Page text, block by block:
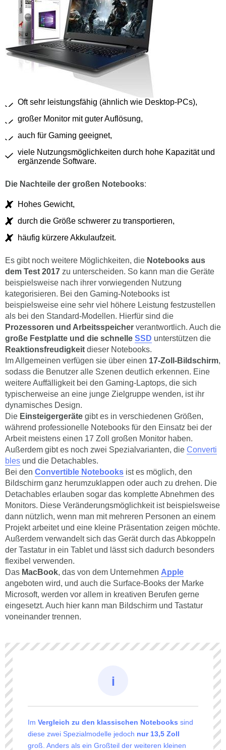
Oft sehr leistungsfähig (ähnlich wie Desktop-PCs),
großer Monitor mit guter Auflösung,
auch für Gaming geeignet,
viele Nutzungsmöglichkeiten durch hohe Kapazität und
ergänzende Software.
Die Nachteile der großen Notebooks:
Hohes Gewicht,
durch die Größe schwerer zu transportieren,
häufig kürzere Akkulaufzeit.
Es gibt noch weitere Möglichkeiten, die Notebooks aus
dem Test 2017 zu unterscheiden. So kann man die Geräte
beispielsweise nach ihrer vorwiegenden Nutzung
kategorisieren. Bei den Gaming-Notebooks ist
beispielsweise eine sehr viel höhere Leistung festzustellen
als bei den Standard-Modellen. Hierfür sind die
Prozessoren und Arbeitsspeicher verantwortlich. Auch die
große Festplatte und die schnelle SSD unterstützen die
Reaktionsfreudigkeit dieser Notebooks.
Im Allgemeinen verfügen sie über einen 17-Zoll-Bildschirm,
sodass die Benutzer alle Szenen deutlich erkennen. Eine
weitere Auffälligkeit bei den Gaming-Laptops, die sich
typischerweise an eine junge Zielgruppe wenden, ist ihr
dynamisches Design.
Die Einsteigergeräte gibt es in verschiedenen Größen,
während professionelle Notebooks für den Einsatz bei der
Arbeit meistens einen 17 Zoll großen Monitor haben.
Außerdem gibt es noch zwei Spezialvarianten, die Converti
bles und die Detachables.
Bei den Convertible Notebooks ist es möglich, den
Bildschirm ganz herumzuklappen oder auch zu drehen. Die
Detachables erlauben sogar das komplette Abnehmen des
Monitors. Diese Veränderungsmöglichkeit ist beispielsweise
dann nützlich, wenn man mit mehreren Personen an einem
Projekt arbeitet und eine kleine Präsentation zeigen möchte.
Außerdem verwandelt sich das Gerät durch das Abkoppeln
der Tastatur in ein Tablet und lässt sich dadurch besonders
flexibel verwenden.
Das MacBook, das von dem Unternehmen Apple
angeboten wird, und auch die Surface-Books der Marke
Microsoft, werden vor allem in kreativen Berufen gerne
eingesetzt. Auch hier kann man Bildschirm und Tastatur
voneinander trennen.
Im Vergleich zu den klassischen Notebooks sind
diese zwei Spezialmodelle jedoch nur 13,5 Zoll
groß. Anders als ein Großteil der weiteren kleinen